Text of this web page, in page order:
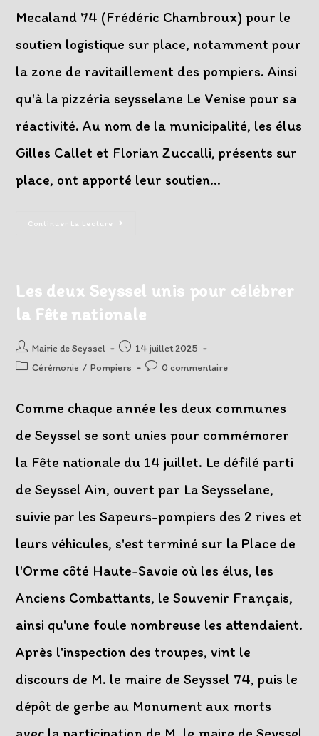
Mecaland 74 (Frédéric Chambroux) pour le
soutien logistique sur place, notamment pour
la zone de ravitaillement des pompiers. Ainsi
qu'à la pizzéria seysselane Le Venise pour sa
réactivité. Au nom de la municipalité, les élus
Gilles Callet et Florian Zuccalli, présents sur
place, ont apporté leur soutien…
Continuer La Lecture
Remerciements
Les deux Seyssel unis pour célébrer
la Fête nationale
Auteur/autrice
de
Mairie de Seyssel
Post
published:
14 juillet 2025
PostCérémonie / Pompiers
Post0 commentaire
Comme chaque année les deux communes
de Seyssel se sont unies pour commémorer
la Fête nationale du 14 juillet. Le défilé parti
de Seyssel Ain, ouvert par La Seysselane,
suivie par les Sapeurs-pompiers des 2 rives et
leurs véhicules, s'est terminé sur la Place de
l'Orme côté Haute-Savoie où les élus, les
Anciens Combattants, le Souvenir Français,
ainsi qu'une foule nombreuse les attendaient.
Après l'inspection des troupes, vint le
discours de M. le maire de Seyssel 74, puis le
dépôt de gerbe au Monument aux morts